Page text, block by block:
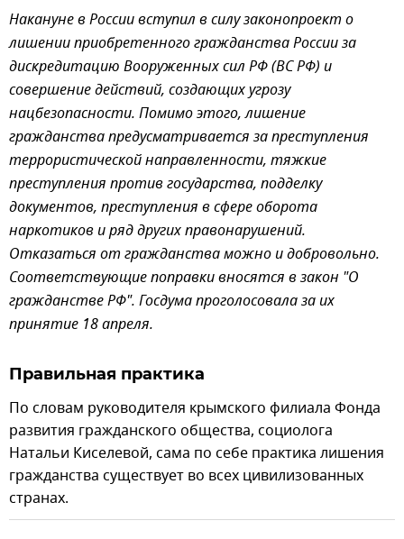
Накануне в России вступил в силу законопроект о
лишении приобретенного гражданства России за
дискредитацию Вооруженных сил РФ (ВС РФ) и
совершение действий, создающих угрозу
нацбезопасности. Помимо этого, лишение
гражданства предусматривается за преступления
террористической направленности, тяжкие
преступления против государства, подделку
документов, преступления в сфере оборота
наркотиков и ряд других правонарушений.
Отказаться от гражданства можно и добровольно.
Соответствующие поправки вносятся в закон "О
гражданстве РФ". Госдума проголосовала за их
принятие 18 апреля.
Правильная практика
По словам руководителя крымского филиала Фонда
развития гражданского общества, социолога
Натальи Киселевой, сама по себе практика лишения
гражданства существует во всех цивилизованных
странах.